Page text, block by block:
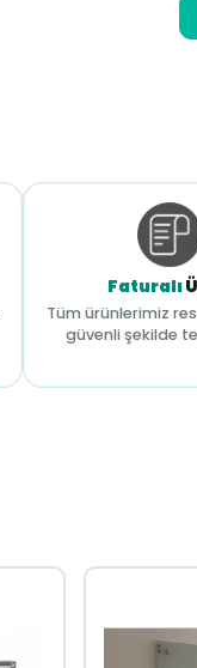
Faturalı
Tüm ürünlerimiz
güvenli şekilde